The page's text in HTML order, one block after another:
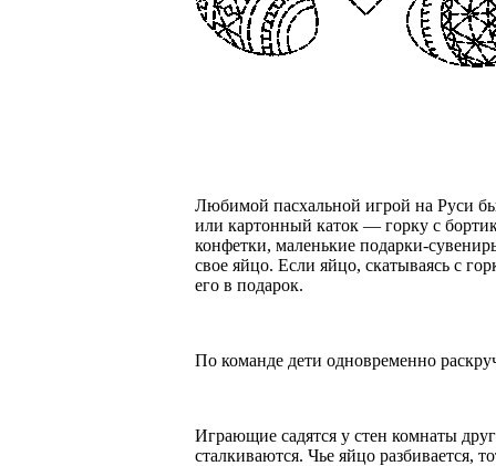
Любимой пасхальной игрой на Руси
или картонный каток — горку с
конфетки, маленькие подарки-
свое яйцо. Если яйцо, скатываясь с
его в подарок.
По команде дети одновременно
Играющие садятся у стен комнаты
сталкиваются. Чье яйцо разбивается,